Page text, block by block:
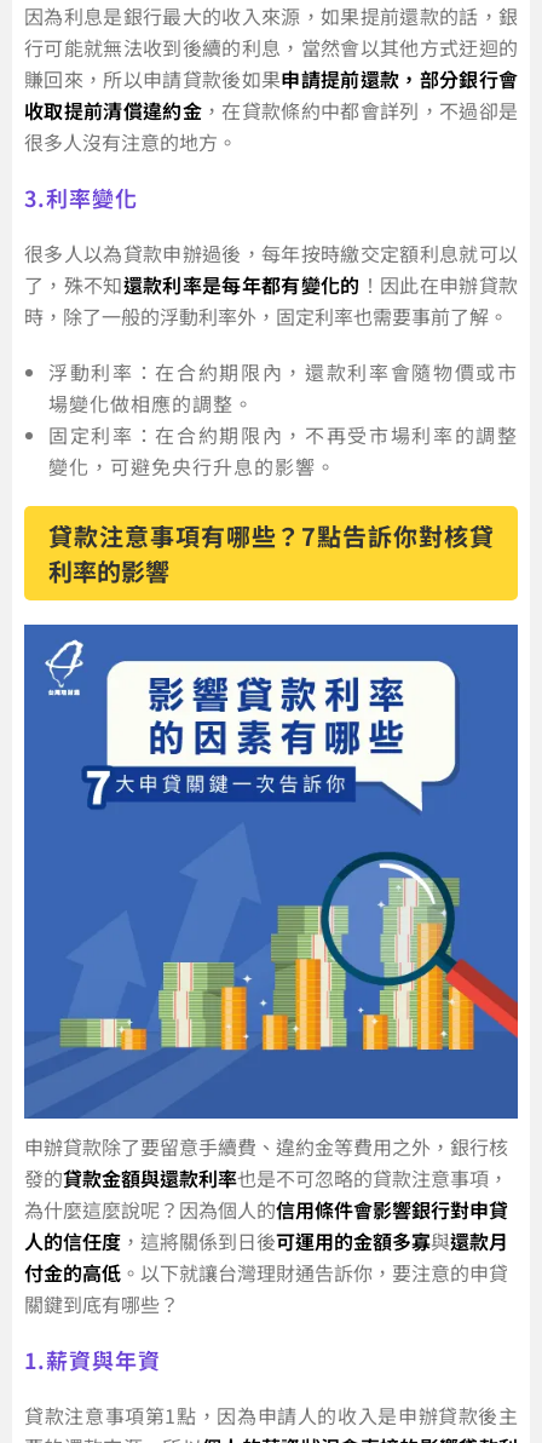
因為利息是銀行最大的收入來源，如果提前還款的話，銀
行可能就無法收到後續的利息，當然會以其他方式迂迴的
賺回來，所以申請貸款後如果申請提前還款，部分銀行會
收取提前清償違約金 ，在貸款條約中都會詳列，不過卻是
很多人沒有注意的地方。
3.利率變化
很多人以為貸款申辦過後，每年按時繳交定額利息就可以
了，殊不知還款利率是每年都有變化的 ！因此在申辦貸款
時，除了一般的浮動利率外，固定利率也需要事前了解。
浮動利率：在合約期限內，還款利率會隨物價或市
場變化做相應的調整。
固定利率：在合約期限內，不再受市場利率的調整
變化，可避免央行升息的影響。
貸款注意事項有哪些？7點告訴你對核貸
利率的影響
申辦貸款除了要留意手續費、違約金等費用之外，銀行核
發的貸款金額與還款利率也是不可忽略的貸款注意事項，
為什麼這麼說呢？因為個人的信用條件會影響銀行對申貸
人的信任度 ，這將關係到日後可運用的金額多寡與還款月
付金的高低 。以下就讓台灣理財通告訴你，要注意的申貸
關鍵到底有哪些？
1.薪資與年資
貸款注意事項第1點，因為申請人的收入是申辦貸款後主